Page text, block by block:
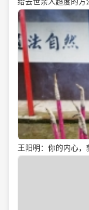
王阳明：你的内心，